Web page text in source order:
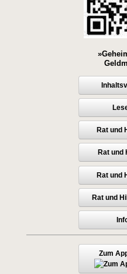
Rat und
Rat und
Rat und
Rat und
Zum